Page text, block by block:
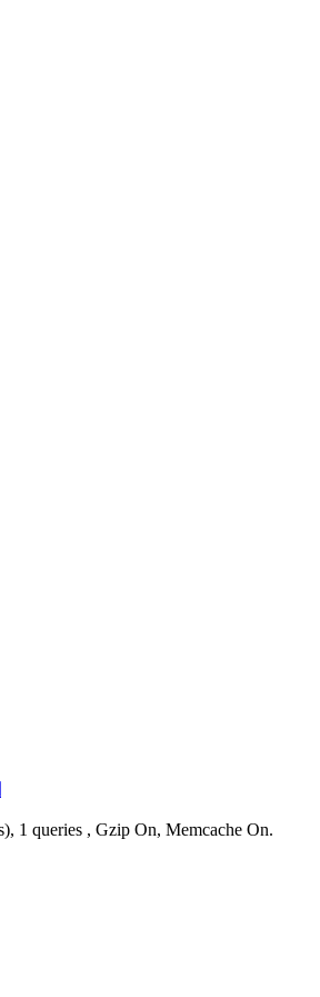
1 queries , Gzip On, Memcache On.